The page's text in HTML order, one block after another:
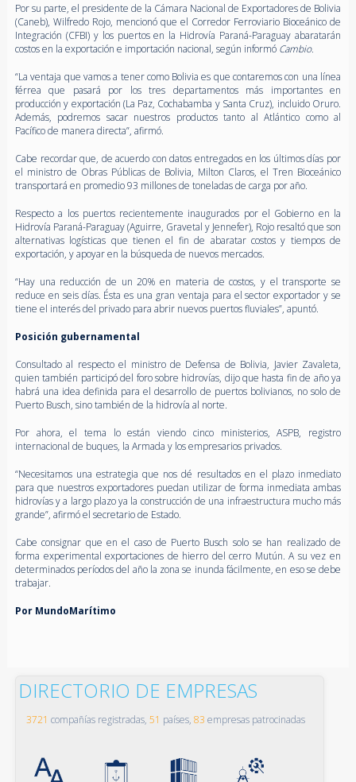
Por su parte, el presidente de la Cámara Nacional de Exportadores de Bolivia
(Caneb), Wilfredo Rojo, mencionó que el Corredor Ferroviario Bioceánico de
Integración (CFBI) y los puertos en la Hidrovía Paraná-Paraguay abaratarán
costos en la exportación e importación nacional, según informó Cambio.
“La ventaja que vamos a tener como Bolivia es que contaremos con una línea
férrea que pasará por los tres departamentos más importantes en
producción y exportación (La Paz, Cochabamba y Santa Cruz), incluido Oruro.
Además, podremos sacar nuestros productos tanto al Atlántico como al
Pacífico de manera directa”, afirmó.
Cabe recordar que, de acuerdo con datos entregados en los últimos días por
el ministro de Obras Públicas de Bolivia, Milton Claros, el Tren Bioceánico
transportará en promedio 93 millones de toneladas de carga por año.
Respecto a los puertos recientemente inaugurados por el Gobierno en la
Hidrovía Paraná-Paraguay (Aguirre, Gravetal y Jennefer), Rojo resaltó que son
alternativas logísticas que tienen el fin de abaratar costos y tiempos de
exportación, y apoyar en la búsqueda de nuevos mercados.
“Hay una reducción de un 20% en materia de costos, y el transporte se
reduce en seis días. Ésta es una gran ventaja para el sector exportador y se
tiene el interés del privado para abrir nuevos puertos fluviales”, apuntó.
Posición gubernamental
Consultado al respecto el ministro de Defensa de Bolivia, Javier Zavaleta,
quien también participó del foro sobre hidrovías, dijo que hasta fin de año ya
habrá una idea definida para el desarrollo de puertos bolivianos, no solo de
Puerto Busch, sino también de la hidrovía al norte.
Por ahora, el tema lo están viendo cinco ministerios, ASPB, registro
internacional de buques, la Armada y los empresarios privados.
“Necesitamos una estrategia que nos dé resultados en el plazo inmediato
para que nuestros exportadores puedan utilizar de forma inmediata ambas
hidrovías y a largo plazo ya la construcción de una infraestructura mucho más
grande”, afirmó el secretario de Estado.
Cabe consignar que en el caso de Puerto Busch solo se han realizado de
forma experimental exportaciones de hierro del cerro Mutún. A su vez en
determinados períodos del año la zona se inunda fácilmente, en eso se debe
trabajar.
Por MundoMarítimo
DIRECTORIO DE EMPRESAS
3721 compañías registradas, 51 países, 83 empresas patrocinadas